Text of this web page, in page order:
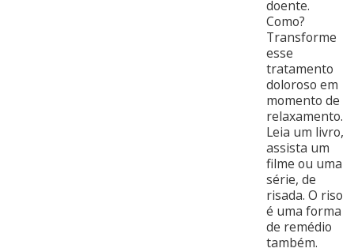
doente.
Como?
Transforme
esse
tratamento
doloroso em
momento de
relaxamento.
Leia um livro,
assista um
filme ou uma
série, de
risada. O riso
é uma forma
de remédio
também.